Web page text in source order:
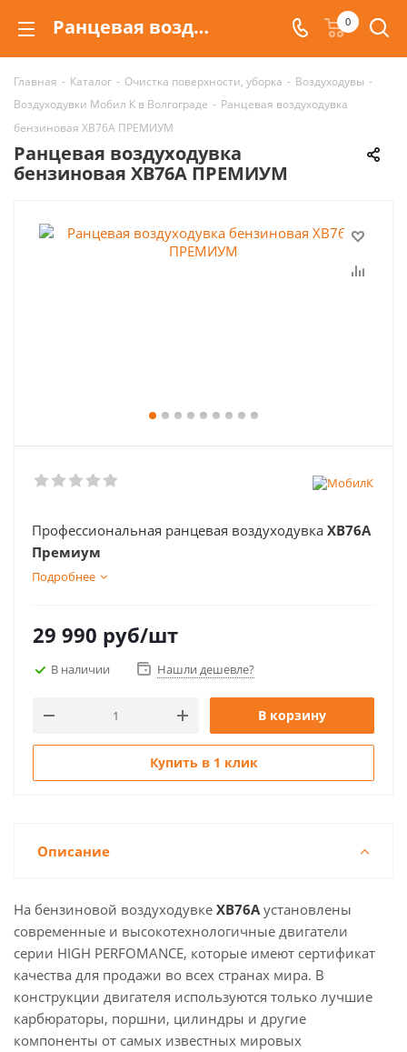
Ранцевая воздуходувка бензиновая XB76А ПРЕМИУМ Мобил К 0
Главная - Каталог - Очистка поверхности, уборка - Воздуходувы -
Воздуходувки Мобил К в Волгограде - Ранцевая воздуходувка
бензиновая XB76А ПРЕМИУМ
Ранцевая воздуходувка
бензиновая XB76А ПРЕМИУМ
Профессиональная ранцевая воздуходувка XB76A
Премиум
Подробнее
29 990 руб/шт
В наличии Нашли дешевле?
В корзину
Купить в 1 клик
Описание
На бензиновой воздуходувке XB76Aустановлены
современные и высокотехнологичные двигатели
серии HIGH PERFOMANCE, которые имеют сертификат
качества для продажи во всех странах мира. В
конструкции двигателя используются только лучшие
карбюраторы, поршни, цилиндры и другие
компоненты от самых известных мировых